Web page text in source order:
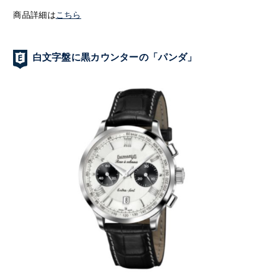
商品詳細はこちら
白文字盤に黒カウンターの「パンダ」